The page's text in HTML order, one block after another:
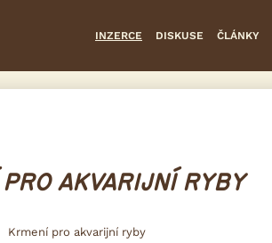
INZERCE DISKUSE ČLÁNKY
AKVARIJNÍ RYBY
Krmení pro akvarijní ryby